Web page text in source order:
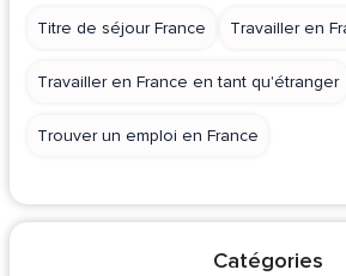
Titre de séjour France Travailler en
Travailler en France en tant qu'étranger
Trouver un emploi en France
Catégories